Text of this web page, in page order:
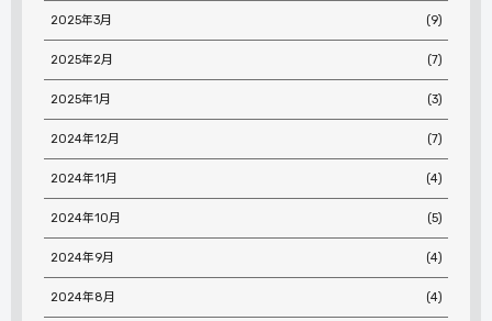
2025年3月 (9)
2025年2月 (7)
2025年1月 (3)
2024年12月 (7)
2024年11月 (4)
2024年10月 (5)
2024年9月 (4)
2024年8月 (4)